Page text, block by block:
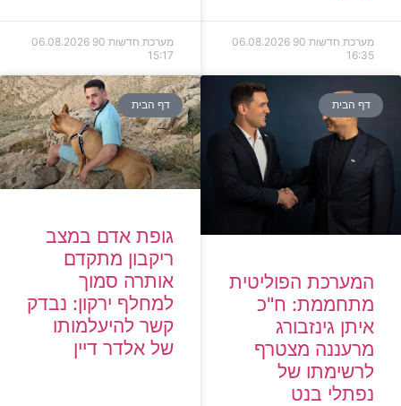
מערכת חדשות 90
06.08.2026
16:35
מערכת חדשות 90
06.08.2026
15:17
דף הבית
המערכת הפוליטית
מתחממת: ח"כ
איתן גינזבורג
מרעננה מצטרף
לרשימתו של
נפתלי בנט
דף הבית
גופת אדם במצב
ריקבון מתקדם
אותרה סמוך
למחלף ירקון: נבדק
קשר להיעלמותו
של אלדר דיין